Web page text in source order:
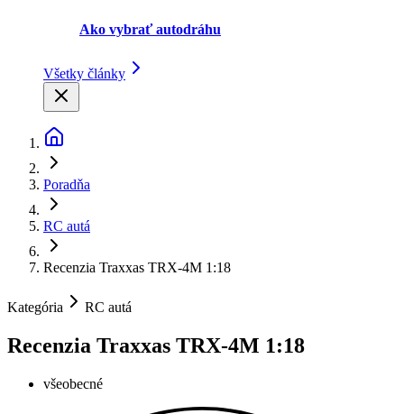
Ako vybrať autodráhu
Všetky články
Poradňa
RC autá
Recenzia Traxxas TRX-4M 1:18
Kategória RC autá
Recenzia Traxxas TRX-4M 1:18
všeobecné